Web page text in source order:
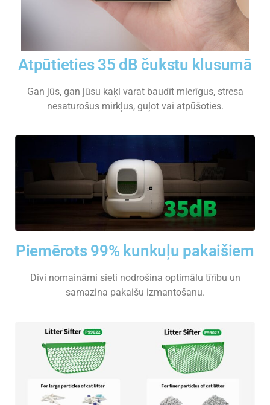
Atpūtieties 35 dB čukstu klusumā
Gan jūs, gan jūsu kaķi varat baudīt mierīgus, stresa
nesaturošus mirkļus, guļot vai atpūšoties.
Piemērots 99% kunkuļu pakaišiem
Divi nomaināmi sieti nodrošina optimālu tīrību un
samazina pakaišu izmantošanu.